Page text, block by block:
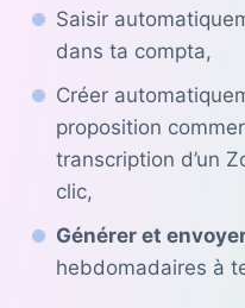
Saisir
dans ta compta,
Créer
proposition
transcription d’un
clic,
Générer et
hebdomadaires à